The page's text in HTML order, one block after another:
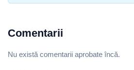
Comentarii
Nu există comentarii aprobate încă.